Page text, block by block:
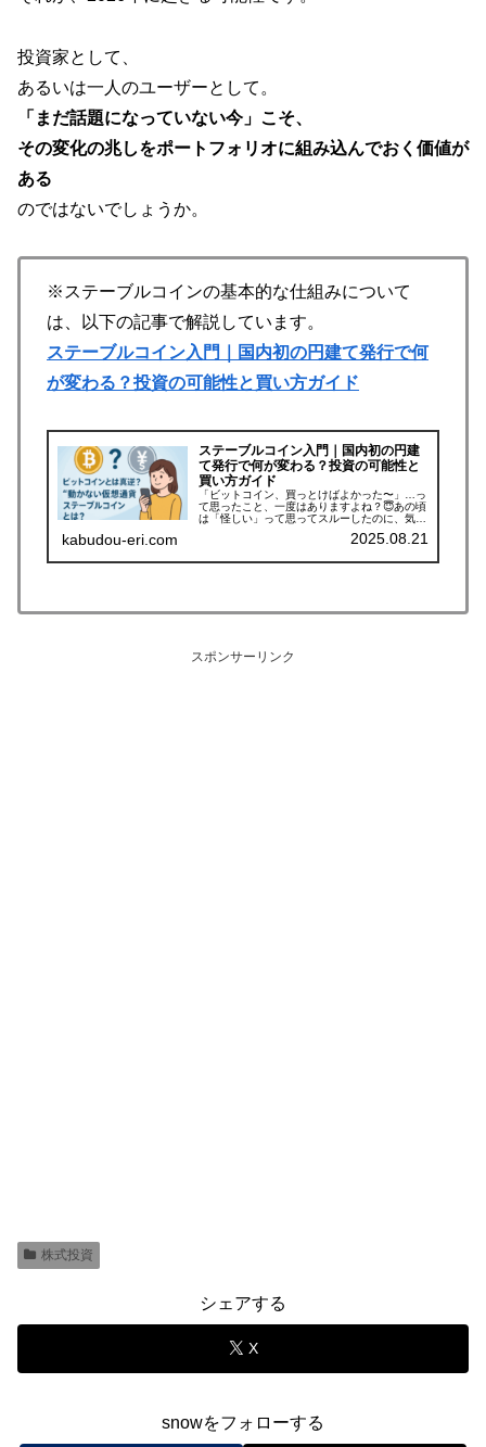
投資家として、
あるいは一人のユーザーとして。
「まだ話題になっていない今」こそ、
その変化の兆しをポートフォリオに組み込んでおく価値が
ある
のではないでしょうか。
※ステーブルコインの基本的な仕組みについて
は、以下の記事で解説しています。
ステーブルコイン入門｜国内初の円建て発行で何
が変わる？投資の可能性と買い方ガイド
ステーブルコイン入門｜国内初の円建
て発行で何が変わる？投資の可能性と
買い方ガイド
「ビットコイン、買っとけばよかった〜」…っ
て思ったこと、一度はありますよね？😇あの頃
は「怪しい」って思ってスルーしたのに、気づ
けば億り人が誕生してて、こっちはコンビニで
ポイント貯めてるだけ…📱💦そんな“乗り遅れ
kabudou-eri.com 2025.08.21
スポンサーリンク
株式投資
シェアする
X
snowをフォローする